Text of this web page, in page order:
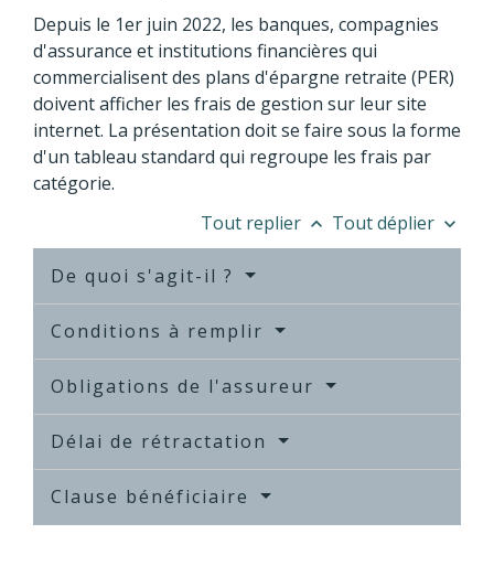
Depuis le 1er juin 2022, les banques, compagnies
d'assurance et institutions financières qui
commercialisent des plans d'épargne retraite (PER)
doivent afficher les frais de gestion sur leur site
internet. La présentation doit se faire sous la forme
d'un tableau standard qui regroupe les frais par
catégorie.
Tout replier keyboard_arrow_up Tout déplier keyboard_arrow_down
De quoi s'agit-il ?
Conditions à remplir
Obligations de l'assureur
Délai de rétractation
Clause bénéficiaire